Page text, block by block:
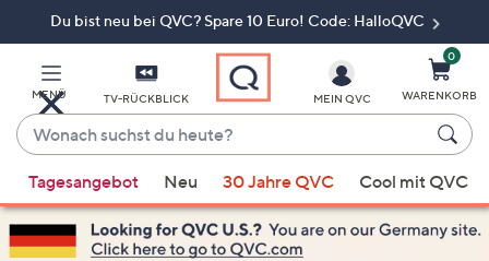
Du bist neu bei QVC? Spare 10 Euro! Code: HalloQVC
MENÜ TV-RÜCKBLICK
Wonach
suchst
du
heute?
Vorschläge
verfügbar
sind,
MEIN QVC
0
WARENKORB
Tagesangebot Neu 30 Jahre QVC Cool mit QVC